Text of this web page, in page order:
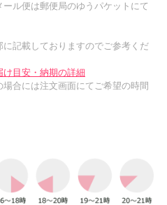
ル便は郵便局のゆうパケットにて
記載しておりますのでご参考くだ
目安・納期の詳細
合には注文画面にてご希望の時間